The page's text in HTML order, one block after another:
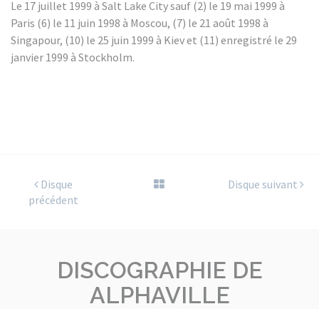
Le 17 juillet 1999 à Salt Lake City sauf (2) le 19 mai 1999 à
Paris (6) le 11 juin 1998 à Moscou, (7) le 21 août 1998 à
Singapour, (10) le 25 juin 1999 à Kiev et (11) enregistré le 29
janvier 1999 à Stockholm.
Disque
précédent
Disque suivant
DISCOGRAPHIE DE
ALPHAVILLE